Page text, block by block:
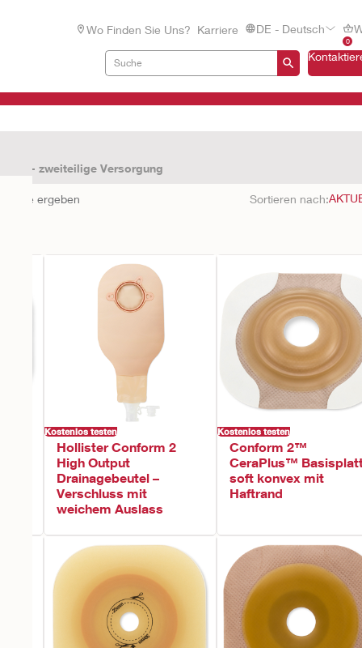
Wo Finden Sie Uns? Karriere DE - Deutsch
0
2 - zweiteilige Versorgung
ergeben Sortieren nach:
Kostenlos testen
Hollister Conform 2
High Output
Drainagebeutel –
Verschluss mit
weichem Auslass
Kostenlos testen
Conform 2™
CeraPlus™
soft konvex mit
Haftrand